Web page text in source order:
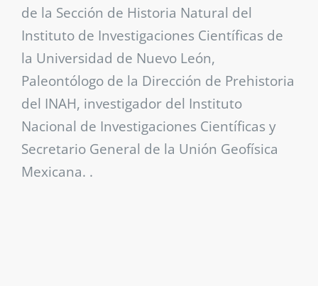
de la Sección de Historia Natural del
Instituto de Investigaciones Científicas de
la Universidad de Nuevo León,
Paleontólogo de la Dirección de Prehistoria
del INAH, investigador del Instituto
Nacional de Investigaciones Científicas y
Secretario General de la Unión Geofísica
Mexicana. .